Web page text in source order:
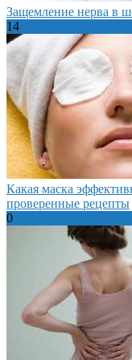
Защемление нерва в
14
Какая маска
проверенные рецепты
0